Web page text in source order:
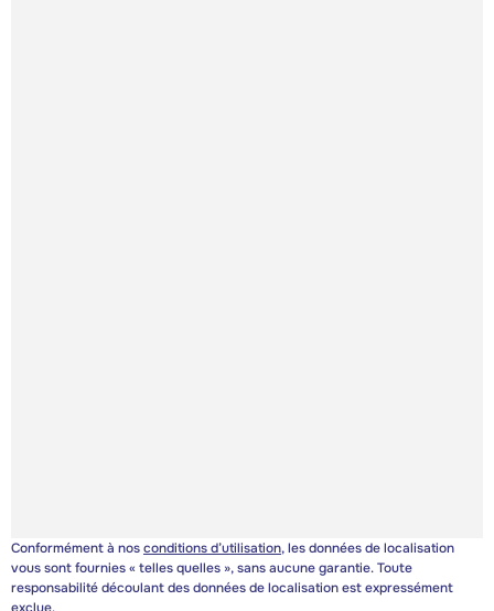
Conformément à nosconditions d’utilisation, les données de localisation
vous sont fournies « telles quelles », sans aucune garantie. Toute
responsabilité découlant des données de localisation est expressément